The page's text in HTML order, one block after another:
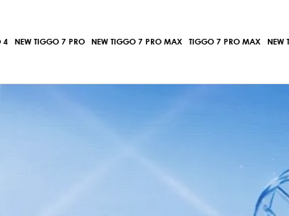
4 NEW TIGGO 7 PRO NEW TIGGO 7 PRO MAX TIGGO 7 PRO MAX NEW